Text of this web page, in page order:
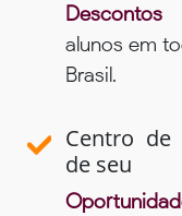
Descontos
alunos em
Brasil.
Centro de
de seu